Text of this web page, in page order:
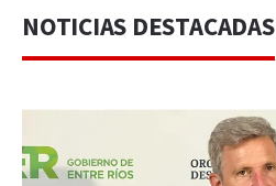
NOTICIAS DESTACADAS